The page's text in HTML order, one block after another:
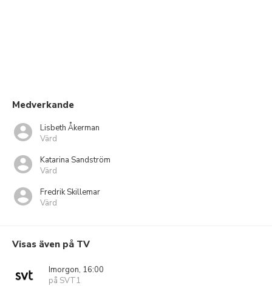
Medverkande
Lisbeth Åkerman
Värd
Katarina Sandström
Värd
Fredrik Skillemar
Värd
Visas även på TV
Imorgon, 16:00
på SVT1